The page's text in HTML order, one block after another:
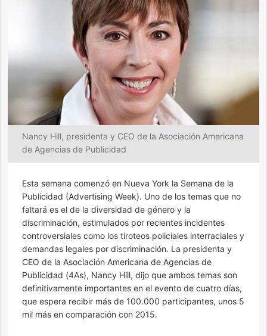
Nancy Hill, presidenta y CEO de la Asociación Americana
de Agencias de Publicidad
Esta semana comenzó en Nueva York la Semana de la
Publicidad (Advertising Week). Uno de los temas que no
faltará es el de la diversidad de género y la
discriminación, estimulados por recientes incidentes
controversiales como los tiroteos policiales interraciales y
demandas legales por discriminación. La presidenta y
CEO de la Asociación Americana de Agencias de
Publicidad (4As), Nancy Hill, dijo que ambos temas son
definitivamente importantes en el evento de cuatro días,
que espera recibir más de 100.000 participantes, unos 5
mil más en comparación con 2015.